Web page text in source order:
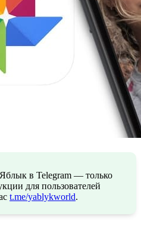
в Telegram — только
для пользователей
t.me/yablykworld.